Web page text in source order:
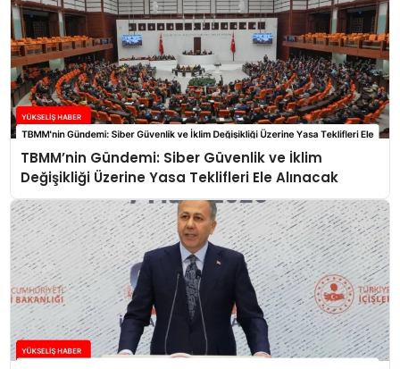
TBMM’nin Gündemi: Siber Güvenlik ve İklim
Değişikliği Üzerine Yasa Teklifleri Ele Alınacak